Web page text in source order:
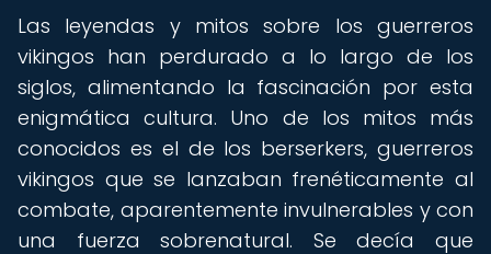
Las leyendas y mitos sobre los guerreros
vikingos han perdurado a lo largo de los
siglos, alimentando la fascinación por esta
enigmática cultura. Uno de los mitos más
conocidos es el de los berserkers, guerreros
vikingos que se lanzaban frenéticamente al
combate, aparentemente invulnerables y con
una fuerza sobrenatural. Se decía que